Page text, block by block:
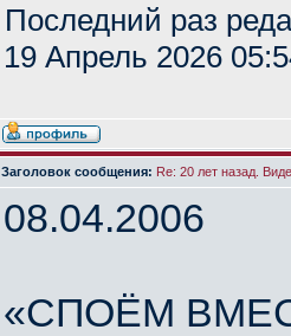
Последний раз
19 Апрель 2026
Заголовок сообщения: Re: 20 лет назад.
08.04.2006
«СПОЁМ